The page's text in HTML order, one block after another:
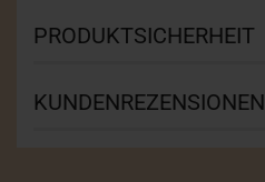
PRODUKTSICHERHEIT
KUNDENREZENSIONEN